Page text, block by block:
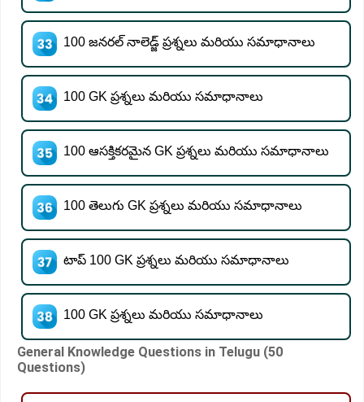
100 జనరల్ నాలెడ్జ్ ప్రశ్నలు మరియు సమాధానాలు
100 GK ప్రశ్నలు మరియు సమాధానాలు
100 ఆసక్తికరమైన GK ప్రశ్నలు మరియు సమాధానాలు
100 తెలుగు GK ప్రశ్నలు మరియు సమాధానాలు
టాప్ 100 GK ప్రశ్నలు మరియు సమాధానాలు
100 GK ప్రశ్నలు మరియు సమాధానాలు
General Knowledge Questions in Telugu (50
Questions)